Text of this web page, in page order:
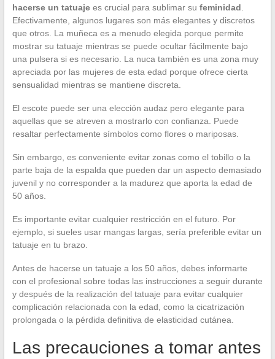
hacerse un tatuajees crucial para sublimar su feminidad
Efectivamente, algunos lugares son más elegantes y discretos
que otros. La muñeca es a menudo elegida porque permite
mostrar su tatuaje mientras se puede ocultar fácilmente bajo
una pulsera si es necesario. La nuca también es una zona muy
apreciada por las mujeres de esta edad porque ofrece cierta
sensualidad mientras se mantiene discreta.
El escote puede ser una elección audaz pero elegante para
aquellas que se atreven a mostrarlo con confianza. Puede
resaltar perfectamente símbolos como flores o mariposas.
Sin embargo, es conveniente evitar zonas como el tobillo o la
parte baja de la espalda que pueden dar un aspecto demasiado
juvenil y no corresponder a la madurez que aporta la edad de
50 años.
Es importante evitar cualquier restricción en el futuro. Por
ejemplo, si sueles usar mangas largas, sería preferible evitar un
tatuaje en tu brazo.
Antes de hacerse un tatuaje a los 50 años, debes informarte
con el profesional sobre todas las instrucciones a seguir durante
y después de la realización del tatuaje para evitar cualquier
complicación relacionada con la edad, como la cicatrización
prolongada o la pérdida definitiva de elasticidad cutánea.
Las precauciones a tomar antes